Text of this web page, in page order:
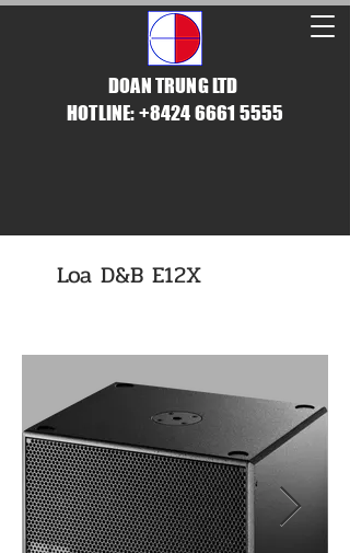
DOAN TRUNG LTD
HOTLINE: +8424 6661 5555
Loa D&B E12X